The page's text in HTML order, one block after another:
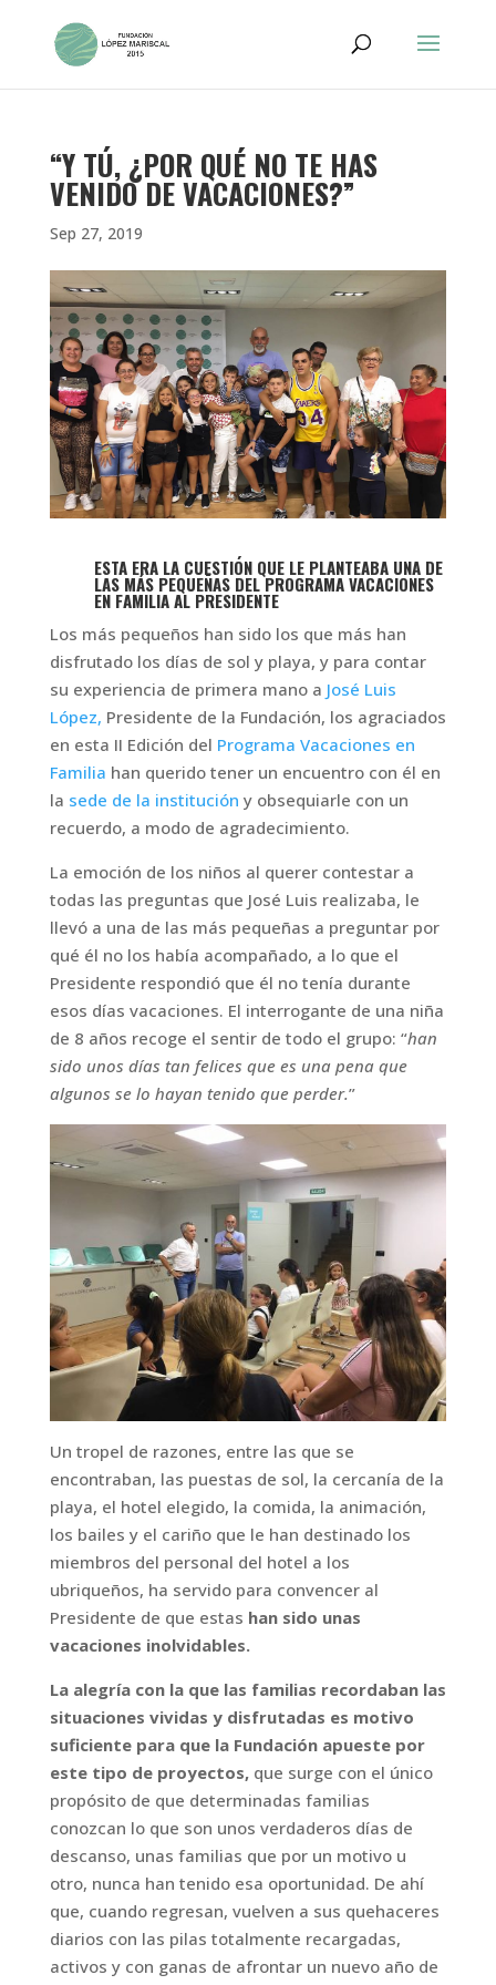
“Y TÚ, ¿POR QUÉ NO TE HAS
VENIDO DE VACACIONES?”
Sep 27, 2019
ESTA ERA LA CUESTIÓN QUE LE PLANTEABA UNA DE
LAS MÁS PEQUEÑAS DEL PROGRAMA VACACIONES
EN FAMILIA AL PRESIDENTE
Los más pequeños han sido los que más han
disfrutado los días de sol y playa, y para contar
su experiencia de primera mano a José Luis
López, Presidente de la Fundación, los agraciados
en esta II Edición del Programa Vacaciones en
Familia han querido tener un encuentro con él en
la sede de la institución y obsequiarle con un
recuerdo, a modo de agradecimiento.
La emoción de los niños al querer contestar a
todas las preguntas que José Luis realizaba, le
llevó a una de las más pequeñas a preguntar por
qué él no los había acompañado, a lo que el
Presidente respondió que él no tenía durante
esos días vacaciones. El interrogante de una niña
de 8 años recoge el sentir de todo el grupo: “han
sido unos días tan felices que es una pena que
algunos se lo hayan tenido que perder.”
Un tropel de razones, entre las que se
encontraban, las puestas de sol, la cercanía de la
playa, el hotel elegido, la comida, la animación,
los bailes y el cariño que le han destinado los
miembros del personal del hotel a los
ubriqueños, ha servido para convencer al
Presidente de que estas han sido unas
vacaciones inolvidables.
La alegría con la que las familias recordaban las
situaciones vividas y disfrutadas es motivo
suficiente para que la Fundación apueste por
este tipo de proyectos,que surge con el único
propósito de que determinadas familias
conozcan lo que son unos verdaderos días de
descanso, unas familias que por un motivo u
otro, nunca han tenido esa oportunidad. De ahí
que, cuando regresan, vuelven a sus quehaceres
diarios con las pilas totalmente recargadas,
activos y con ganas de afrontar un nuevo año de